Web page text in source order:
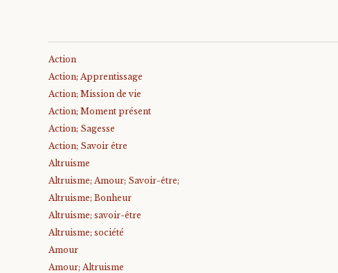
Action
Action; Apprentissage
Action; Mission de vie
Action; Moment présent
Action; Sagesse
Action; Savoir être
Altruisme
Altruisme; Amour; Savoir-être;
Altruisme; Bonheur
Altruisme; savoir-être
Altruisme; société
Amour
Amour; Altruisme